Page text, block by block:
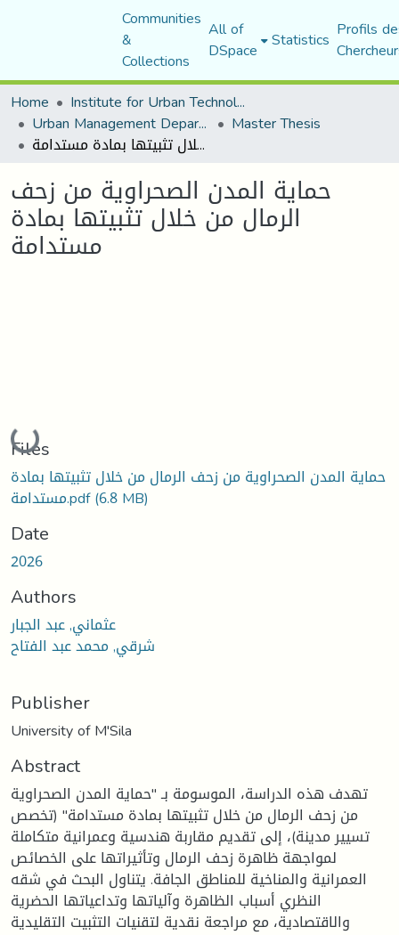
Communities
&
Collections
All of
DSpace Statistics Profils
Home
Institute for Urban Technology Management
Urban Management Department Master Thesis
حماية المدن الصحراوية من زحف الرمال من خلال تثبيتها بمادة مستدامة
حماية المدن الصحراوية من زحف
الرمال من خلال تثبيتها بمادة
مستدامة
Loading...
Files
حماية المدن الصحراوية من زحف الرمال من خلال تثبيتها بمادة
مستدامة.pdf(6.8 MB)
Date
2026
Authors
عثماني, عبد الجبار
شرقي, محمد عبد الفتاح
Publisher
University of M'Sila
Abstract
تهدف هذه الدراسة، الموسومة بـ "حماية المدن الصحراوية
من زحف الرمال من خلال تثبيتها بمادة مستدامة" (تخصص
تسيير مدينة)، إلى تقديم مقاربة هندسية وعمرانية متكاملة
لمواجهة ظاهرة زحف الرمال وتأثيراتها على الخصائص
العمرانية والمناخية للمناطق الجافة. يتناول البحث في شقه
النظري أسباب الظاهرة وآلياتها وتداعياتها الحضرية
والاقتصادية، مع مراجعة نقدية لتقنيات التثبيت التقليدية